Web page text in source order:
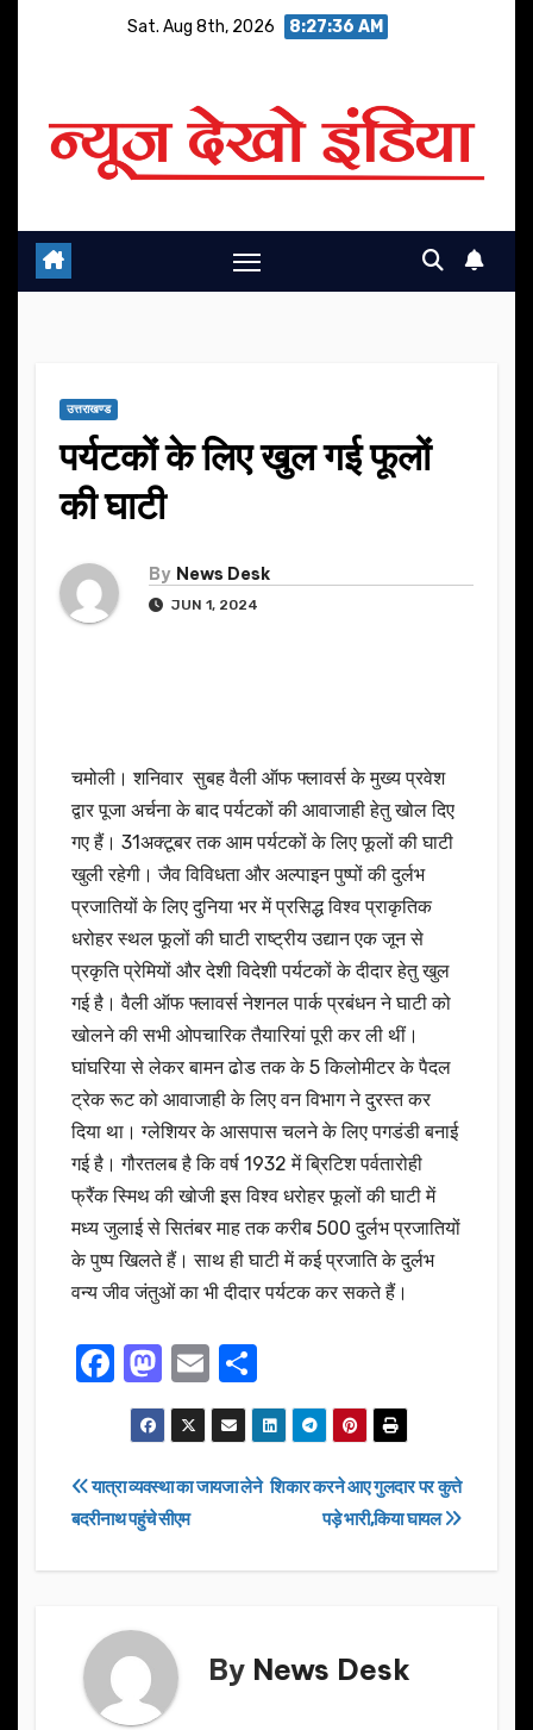
Sat. Aug 8th, 2026 8:27:37 AM
उत्तराखण्ड
पर्यटकों के लिए खुल गई फूलों
की घाटी
By News Desk
JUN 1, 2024
चमोली। शनिवार सुबह वैली ऑफ फ्लावर्स के मुख्य प्रवेश
द्वार पूजा अर्चना के बाद पर्यटकों की आवाजाही हेतु खोल दिए
गए हैं। 31अक्टूबर तक आम पर्यटकों के लिए फूलों की घाटी
खुली रहेगी। जैव विविधता और अल्पाइन पुष्पों की दुर्लभ
प्रजातियों के लिए दुनिया भर में प्रसिद्ध विश्व प्राकृतिक
धरोहर स्थल फूलों की घाटी राष्ट्रीय उद्यान एक जून से
प्रकृति प्रेमियों और देशी विदेशी पर्यटकों के दीदार हेतु खुल
गई है। वैली ऑफ फ्लावर्स नेशनल पार्क प्रबंधन ने घाटी को
खोलने की सभी ओपचारिक तैयारियां पूरी कर ली थीं।
घांघरिया से लेकर बामन ढोड तक के 5 किलोमीटर के पैदल
ट्रेक रूट को आवाजाही के लिए वन विभाग ने दुरस्त कर
दिया था। ग्लेशियर के आसपास चलने के लिए पगडंडी बनाई
गई है। गौरतलब है कि वर्ष 1932 में ब्रिटिश पर्वतारोही
फ्रैंक स्मिथ की खोजी इस विश्व धरोहर फूलों की घाटी में
मध्य जुलाई से सितंबर माह तक करीब 500 दुर्लभ प्रजातियों
के पुष्प खिलते हैं। साथ ही घाटी में कई प्रजाति के दुर्लभ
वन्य जीव जंतुओं का भी दीदार पर्यटक कर सकते हैं।
F
a
c
e
b
k
M
a
st
o
d
E
m
ail
h
ar
e
Post
navigation
शिकार करने आए गुलदार पर कुत्ते
पड़े भारी,किया घायल
यात्रा व्यवस्था का जायजा लेने
बदरीनाथ पहुंचे सीएम
By News Desk